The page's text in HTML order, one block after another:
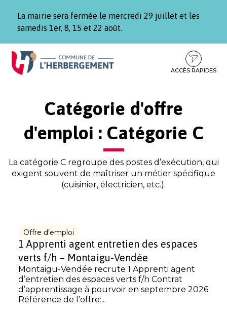
La mairie sera fermée le mercredi 29 juillet et les
samedis 1er, 8, 15 et 22 août.
Aller
Aller
contenu
Aller
pied
ACCÈS RAPIDES
Catégorie d'offre
d'emploi : Catégorie C
La catégorie C regroupe des postes d’exécution, qui
exigent souvent de maîtriser un métier spécifique
(cuisinier, électricien, etc.).
Offre d'emploi
1 Apprenti agent entretien des espaces
verts f/h – Montaigu-Vendée
Montaigu-Vendée recrute 1 Apprenti agent
d’entretien des espaces verts f/h Contrat
d’apprentissage à pourvoir en septembre 2026
Référence de l’offre:...